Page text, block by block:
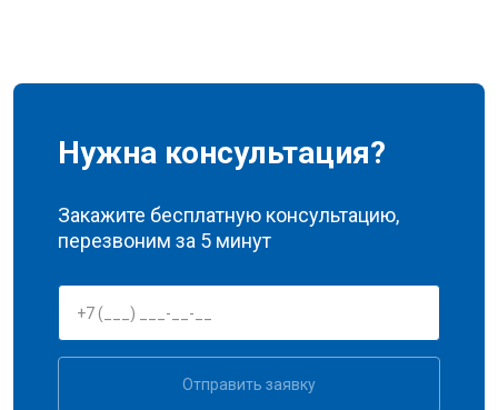
Нужна консультация?
Закажите бесплатную консультацию,
перезвоним за 5 минут
Отправить заявку